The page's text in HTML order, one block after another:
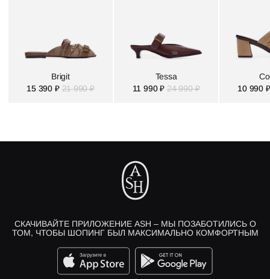
Brigit
15 390 ₽ 21 990 ₽
Tessa
11 990 ₽ 24 990 ₽
10 990 ₽
СКАЧИВАЙТЕ ПРИЛОЖЕНИЕ ASH – МЫ ПОЗАБОТИЛИСЬ О
ТОМ, ЧТОБЫ ШОПИНГ БЫЛ МАКСИМАЛЬНО КОМФОРТНЫМ